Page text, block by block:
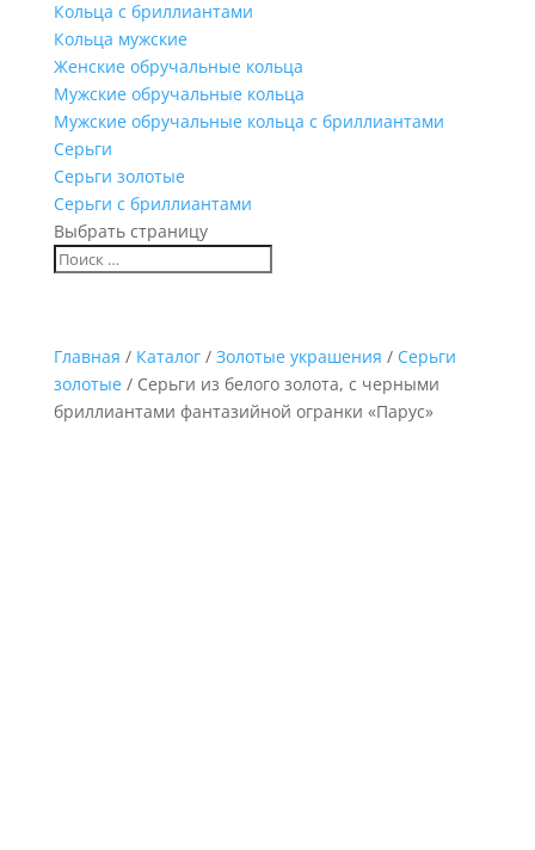
Кольца с бриллиантами
Кольца мужские
Женские обручальные кольца
Мужские обручальные кольца
Мужские обручальные кольца с бриллиантами
Серьги
Серьги золотые
Серьги с бриллиантами
Выбрать страницу
Главная / Каталог/ Золотые украшения / Серьги
золотые/ Серьги из белого золота, с черными
бриллиантами фантазийной огранки «Парус»